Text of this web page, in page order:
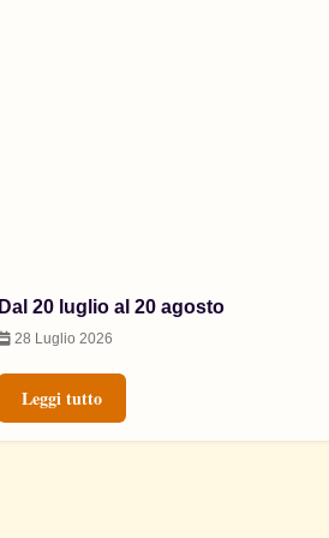
Dal 20 luglio al 20 agosto
28 Luglio 2026
Leggi tutto